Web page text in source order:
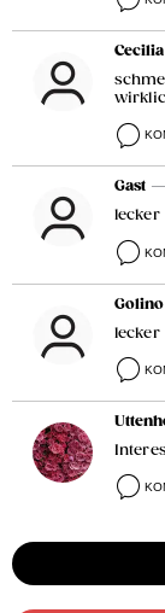
Cecilia
Gast —
lecker
Golino
lecker